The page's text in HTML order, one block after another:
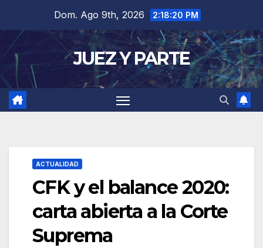
contenido
Dom. Ago 9th, 2026 2:18:21 PM
JUEZ Y PARTE
ACTUALIDAD
CFK y el balance 2020:
carta abierta a la Corte
Suprema